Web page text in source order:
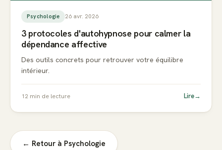
Psychologie 26 avr. 2026
3 protocoles d'autohypnose pour calmer la
dépendance affective
Des outils concrets pour retrouver votre équilibre
intérieur.
12 min de lecture Lire→
← Retour à Psychologie